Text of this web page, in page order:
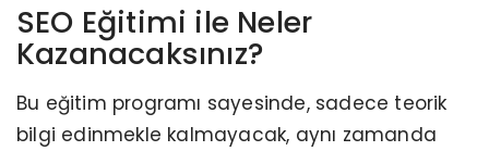
SEO Eğitimi ile Neler
Kazanacaksınız?
Bu eğitim programı sayesinde, sadece teorik
bilgi edinmekle kalmayacak, aynı zamanda